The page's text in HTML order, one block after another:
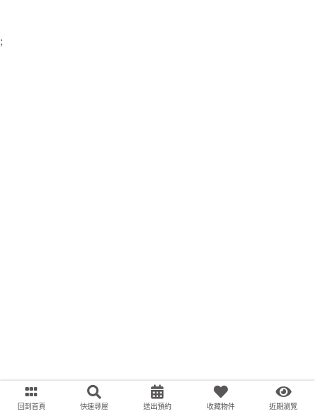
回到首頁 快速尋屋 送出預約 收藏物件 近期瀏覽
;